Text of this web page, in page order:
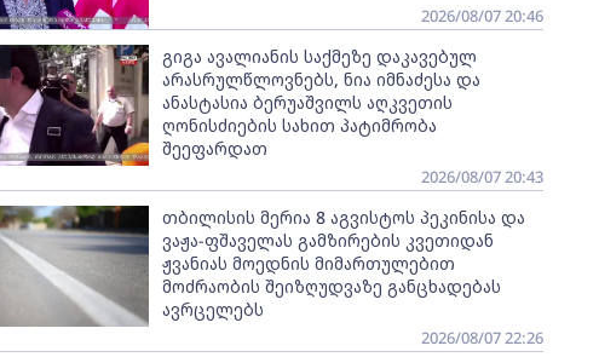
2026/08/07 20:46
გიგა ავალიანის საქმეზე დაკავებულ
არასრულწლოვნებს, ნია იმნაძესა და
ანასტასია ბერუაშვილს აღკვეთის
ღონისძიების სახით პატიმრობა
შეეფარდათ
2026/08/07 20:43
თბილისის მერია 8 აგვისტოს პეკინისა და
ვაჟა-ფშაველას გამზირების კვეთიდან
ჟვანიას მოედნის მიმართულებით
მოძრაობის შეიზღუდვაზე განცხადებას
ავრცელებს
2026/08/07 22:26